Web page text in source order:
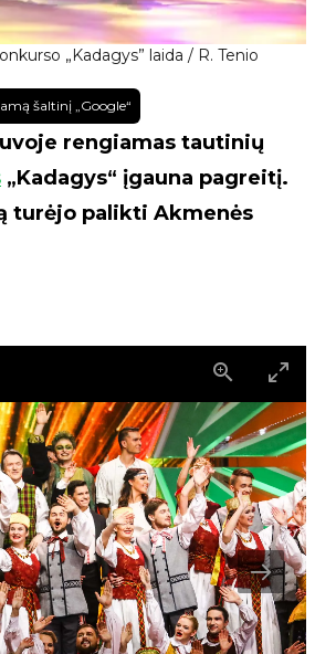
„Kadagys” laida / R. Tenio
šaltinį „Google“
rengiamas tautinių
„Kadagys“ įgauna pagreitį.
turėjo palikti Akmenės